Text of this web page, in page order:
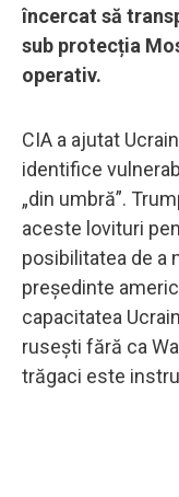
încercat să
sub protecția
operativ.
CIA a ajutat
identifice
„din umbră”.
aceste lovituri
posibilitatea de a
președinte
capacitatea
rusești fără ca
trăgaci este